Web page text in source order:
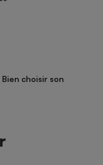
choisir son